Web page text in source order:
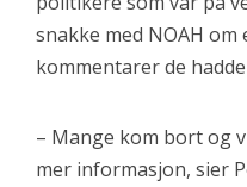
snakke med NOAH
kommentarer de
– Mange kom bort og
mer informasjon, sier